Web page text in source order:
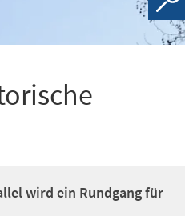
wird ein Rundgang für